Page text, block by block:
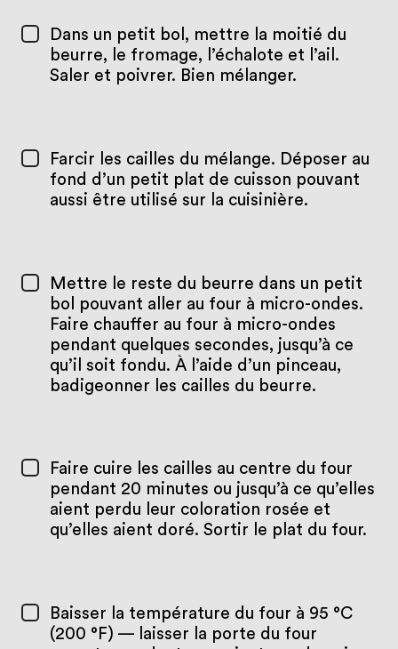
Dans un petit bol, mettre la moitié du
beurre, le fromage, l’échalote et l’ail.
Saler et poivrer. Bien mélanger.
Farcir les cailles du mélange. Déposer au
fond d’un petit plat de cuisson pouvant
aussi être utilisé sur la cuisinière.
Mettre le reste du beurre dans un petit
bol pouvant aller au four à micro-ondes.
Faire chauffer au four à micro-ondes
pendant quelques secondes, jusqu’à ce
qu’il soit fondu. À l’aide d’un pinceau,
badigeonner les cailles du beurre.
Faire cuire les cailles au centre du four
pendant 20 minutes ou jusqu’à ce qu’elles
aient perdu leur coloration rosée et
qu’elles aient doré. Sortir le plat du four.
Baisser la température du four à 95 °C
(200 °F) — laisser la porte du four